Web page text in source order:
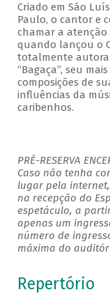
Criado em São
Paulo, o cantor e
chamar a atenção
quando lançou o
totalmente
“Bagaça”, seu
composições de
influências da
caribenhos.
PRÉ-RESERVA
Caso não tenha
lugar pela
na recepção do
espetáculo, a
apenas um
número de
máxima do
Repertório